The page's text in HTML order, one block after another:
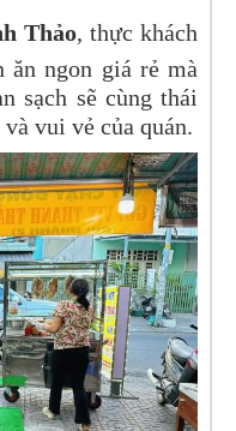
Thảo, thực khách
ngon giá rẻ mà
sạch sẽ cùng thái
vui vẻ của quán.